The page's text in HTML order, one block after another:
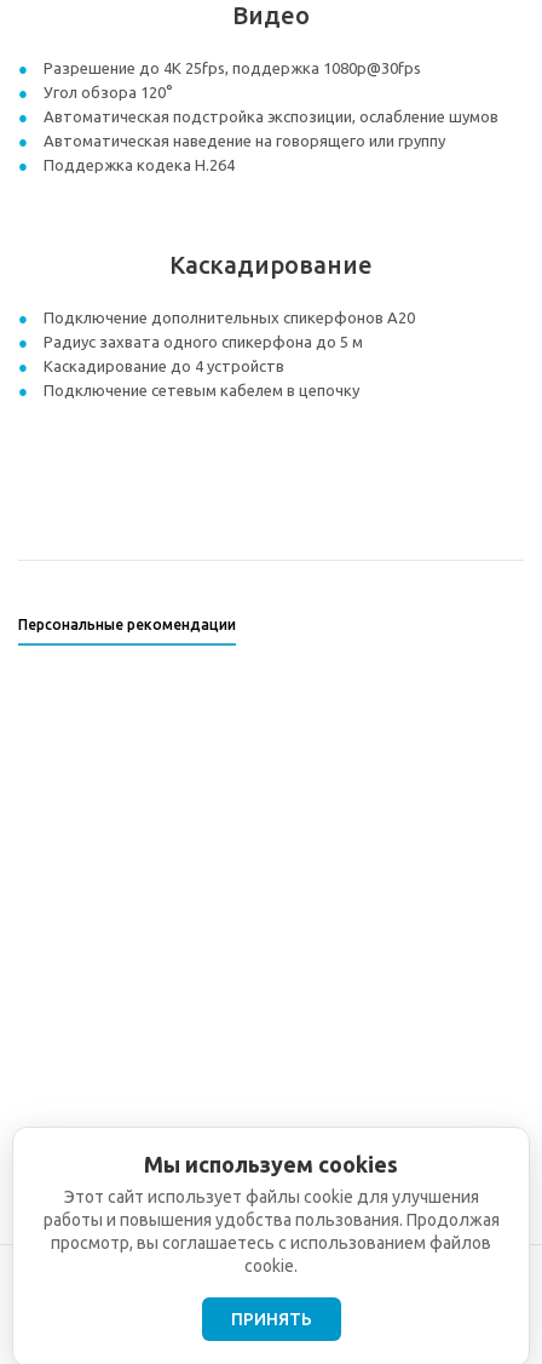
Видео
Разрешение до 4K 25fps, поддержка 1080p@30fps
Угол обзора 120°
Автоматическая подстройка экспозиции, ослабление шумов
Автоматическая наведение на говорящего или группу
Поддержка кодека H.264
Каскадирование
Подключение дополнительных спикерфонов A20
Радиус захвата одного спикерфона до 5 м
Каскадирование до 4 устройств
Подключение сетевым кабелем в цепочку
Персональные рекомендации
Мы используем cookies
Этот сайт использует файлы cookie для улучшения
работы и повышения удобства пользования. Продолжая
просмотр, вы соглашаетесь с использованием файлов
cookie.
ПРИНЯТЬ